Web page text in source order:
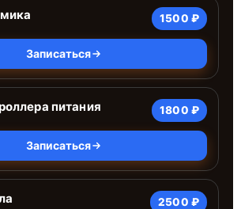
1500 ₽
Записаться
питания 1800 ₽
Записаться
2500 ₽